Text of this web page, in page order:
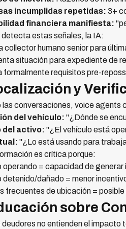
incumplidas repetidas: 3+
financiera manifiesta:
detecta estas señales, la IA:
collector humano senior para
situación para expediente de
requisitos pre-
y
las conversaciones, voice agents
del vehículo: "¿Dónde se
del activo: "¿El vehículo está
"¿Lo está usando para
es crítica porque:
operando = capacidad de
detenido/dañado = menor
frecuentes de ubicación =
sobre
deudores no entienden el